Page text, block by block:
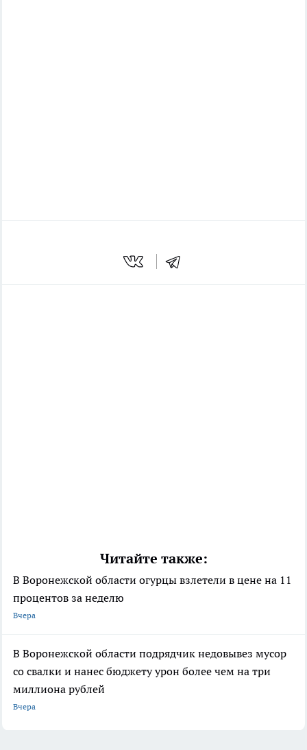
Читайте также:
В Воронежской области огурцы взлетели в цене на 11
процентов за неделю
Вчера
В Воронежской области подрядчик недовывез мусор
со свалки и нанес бюджету урон более чем на три
миллиона рублей
Вчера